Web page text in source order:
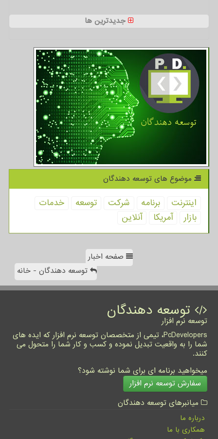
جدیدترین ها
موضوع های توسعه دهندگان
اینترنت برنامه شركت توسعه
خدمات
بازار
آمریكا آنلاین
صفحه اخبار
توسعه دهندگان - خانه
توسعه دهندگان
توسعه نرم افزار
PcDevelopers، تیمی از متخصصان توسعه نرم افزار که ایده های
شما را به واقعیت تبدیل نموده و کسب و کار شما را متحول می
کنند.
میخواهید برنامه ای برای شما نوشته شود؟
سفارش توسعه نرم افزار
میانبرهای توسعه دهندگان
درباره ما
همکاری با ما